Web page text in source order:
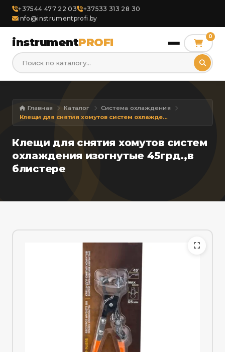
+37544 477 22 03
+37533 313 28 30
info@instrumentprofi.by
instrumentPROFI 0
Главная Каталог
Система охлаждения
Клещи для снятия хомутов систем охлаждения изогнутые 45грд.,в блистере
Клещи для снятия хомутов систем
охлаждения изогнутые 45грд.,в
блистере